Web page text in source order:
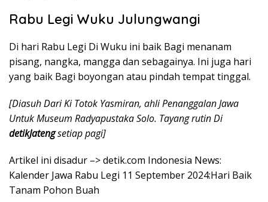
Rabu Legi Wuku Julungwangi
Di hari Rabu Legi Di Wuku ini baik Bagi menanam
pisang, nangka, mangga dan sebagainya. Ini juga hari
yang baik Bagi boyongan atau pindah tempat tinggal.
[Diasuh Dari Ki Totok Yasmiran, ahli Penanggalan Jawa
Untuk Museum Radyapustaka Solo. Tayang rutin Di
detikJatengsetiap pagi]
Artikel ini disadur –> detik.com Indonesia News:
Kalender Jawa Rabu Legi 11 September 2024:Hari Baik
Tanam Pohon Buah